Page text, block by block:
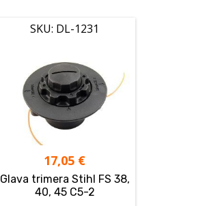
SKU: DL-1231
17,05 €
Glava trimera Stihl FS 38,
40, 45 C5-2